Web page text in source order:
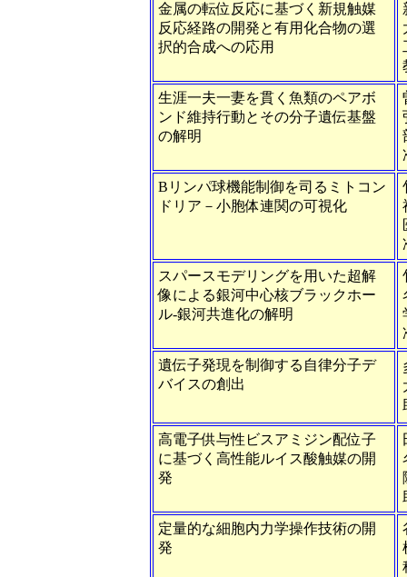
金属の転位反応に基づく新規触媒
反応経路の開発と有用化合物の選
択的合成への応用
生涯一夫一妻を貫く魚類のペアボ
ンド維持行動とその分子遺伝基盤
の解明
Bリンパ球機能制御を司るミトコン
ドリア－小胞体連関の可視化
スパースモデリングを用いた超解
像による銀河中心核ブラックホー
ル-銀河共進化の解明
遺伝子発現を制御する自律分子デ
バイスの創出
高電子供与性ビスアミジン配位子
に基づく高性能ルイス酸触媒の開
発
定量的な細胞内力学操作技術の開
発